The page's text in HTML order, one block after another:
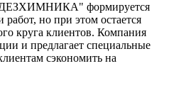
"ДЕЗХИМНИКА" формируется
но при этом остается
круга клиентов. Компания
и предлагает специальные
сэкономить на